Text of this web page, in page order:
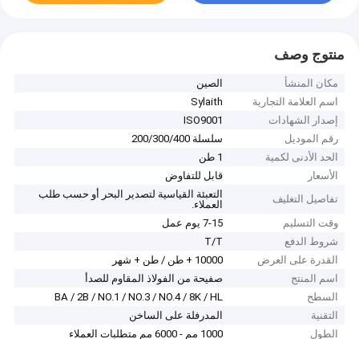
منتوج وصف
مكان المنشأ
الصين
اسم العلامة التجارية
Sylaith
إصدار الشهادات
ISO9001
رقم الموديل
سلسلة 200/300/400
الحد الأدنى لكمية
1 طن
الأسعار
قابل للتفاوض
تفاصيل التغليف
التعبئة القياسية لتصدير البحر أو حسب طلب
العملاء.
وقت التسليم
7-15 يوم عمل
شروط الدفع
T/T
القدرة على العرض
10000 + طن / طن + شهر
اسم المنتج
صفيحة من الفولاذ المقاوم للصدأ
السطح
BA / 2B / NO.1 / NO.3 / NO.4 / 8K / HL
التقنية
المدرفلة على الساخن
الطول
1000 مم - 6000 مم متطلبات العملاء